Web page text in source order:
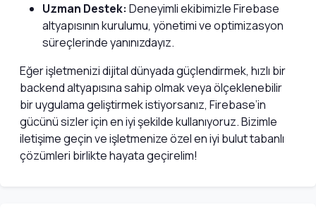
Uzman Destek: Deneyimli ekibimizle Firebase
altyapısının kurulumu, yönetimi ve optimizasyon
süreçlerinde yanınızdayız.
Eğer işletmenizi dijital dünyada güçlendirmek, hızlı bir
backend altyapısına sahip olmak veya ölçeklenebilir
bir uygulama geliştirmek istiyorsanız, Firebase’in
gücünü sizler için en iyi şekilde kullanıyoruz. Bizimle
iletişime geçin ve işletmenize özel en iyi bulut tabanlı
çözümleri birlikte hayata geçirelim!